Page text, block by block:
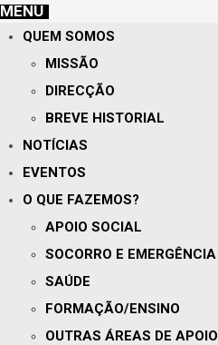
MENU
QUEM SOMOS
MISSÃO
DIRECÇÃO
BREVE HISTORIAL
NOTÍCIAS
EVENTOS
O QUE FAZEMOS?
APOIO SOCIAL
SOCORRO E EMERGÊNCIA
SAÚDE
FORMAÇÃO/ENSINO
OUTRAS ÁREAS DE APOIO